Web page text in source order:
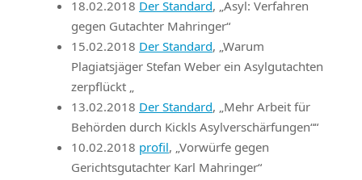
18.02.2018 Der Standard, „Asyl: Verfahren
gegen Gutachter Mahringer“
15.02.2018 Der Standard, „Warum
Plagiatsjäger Stefan Weber ein Asylgutachten
zerpflückt „
13.02.2018 Der Standard, „Mehr Arbeit für
Behörden durch Kickls Asylverschärfungen““
10.02.2018 profil, „Vorwürfe gegen
Gerichtsgutachter Karl Mahringer“